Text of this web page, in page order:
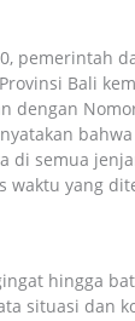
pemerintah
Bali
dengan
di semua
waktu yang
hingga
situasi dan